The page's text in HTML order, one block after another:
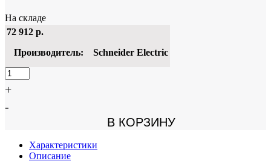
На складе
72 912 р.
Производитель:
Schneider Electric
+
-
В КОРЗИНУ
Характеристики
Описание